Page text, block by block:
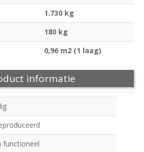
1.730 kg
180 kg
0,96 m2 (1 laag)
informatie
functioneel